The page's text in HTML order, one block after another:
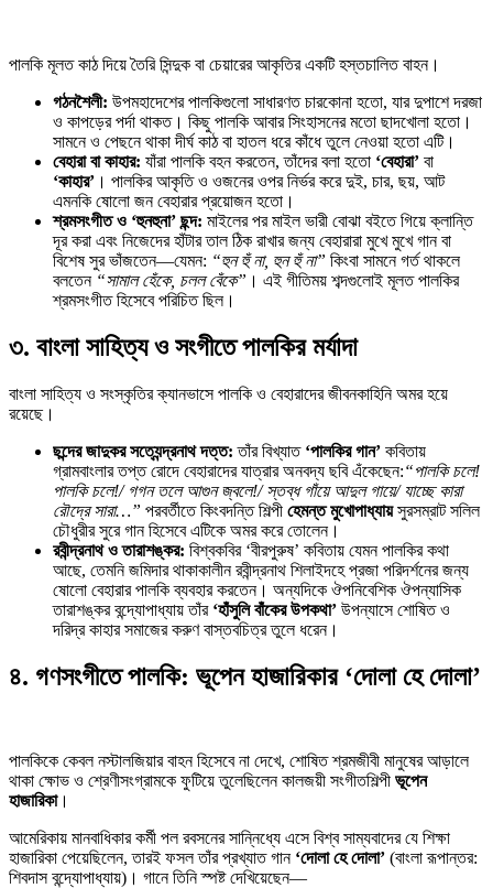
পালকি মূলত কাঠ দিয়ে তৈরি সিন্দুক বা চেয়ারের আকৃতির একটি হস্তচালিত বাহন।
গঠনশৈলী: উপমহাদেশের পালকিগুলো সাধারণত চারকোনা হতো, যার দুপাশে দরজা
ও কাপড়ের পর্দা থাকত। কিছু পালকি আবার সিংহাসনের মতো ছাদখোলা হতো।
সামনে ও পেছনে থাকা দীর্ঘ কাঠ বা হাতল ধরে কাঁধে তুলে নেওয়া হতো এটি।
বেহারা বা কাহার: যাঁরা পালকি বহন করতেন, তাঁদের বলা হতো ‘বেহারা’ বা
‘কাহার’ । পালকির আকৃতি ও ওজনের ওপর নির্ভর করে দুই, চার, ছয়, আট
এমনকি ষোলো জন বেহারার প্রয়োজন হতো।
শ্রমসংগীত ও ‘হুনহুনা’ ছন্দ: মাইলের পর মাইল ভারী বোঝা বইতে গিয়ে ক্লান্তি
দূর করা এবং নিজেদের হাঁটার তাল ঠিক রাখার জন্য বেহারারা মুখে মুখে গান বা
বিশেষ সুর ভাঁজতেন—যেমন: “হুন হুঁ না, হুন হুঁ না” কিংবা সামনে গর্ত থাকলে
বলতেন “সামাল হেঁকে, চলল বেঁকে” । এই গীতিময় শব্দগুলোই মূলত পালকির
শ্রমসংগীত হিসেবে পরিচিত ছিল।
৩. বাংলা সাহিত্য ও সংগীতে পালকির মর্যাদা
বাংলা সাহিত্য ও সংস্কৃতির ক্যানভাসে পালকি ও বেহারাদের জীবনকাহিনি অমর হয়ে
রয়েছে।
ছন্দের জাদুকর সত্যেন্দ্রনাথ দত্ত: তাঁর বিখ্যাত ‘পালকির গান’ কবিতায়
গ্রামবাংলার তপ্ত রোদে বেহারাদের যাত্রার অনবদ্য ছবি এঁকেছেন:“পালকি চলে!
পালকি চলে!/ গগন তলে আগুন জ্বলে!/ স্তব্ধ গাঁয়ে আদুল গায়ে/ যাচ্ছে কারা
রৌদ্রে সারা…” পরবর্তীতে কিংবদন্তি শিল্পী হেমন্ত মুখোপাধ্যায়সুরসম্রাট সলিল
চৌধুরীর সুরে গান হিসেবে এটিকে অমর করে তোলেন।
রবীন্দ্রনাথ ও তারাশঙ্কর: বিশ্বকবির ‘বীরপুরুষ’ কবিতায় যেমন পালকির কথা
আছে, তেমনি জমিদার থাকাকালীন রবীন্দ্রনাথ শিলাইদহে প্রজা পরিদর্শনের জন্য
ষোলো বেহারার পালকি ব্যবহার করতেন। অন্যদিকে ঔপনিবেশিক ঔপন্যাসিক
তারাশঙ্কর বন্দ্যোপাধ্যায় তাঁর ‘হাঁসুলি বাঁকের উপকথা’ উপন্যাসে শোষিত ও
দরিদ্র কাহার সমাজের করুণ বাস্তবচিত্র তুলে ধরেন।
৪. গণসংগীতে পালকি: ভূপেন হাজারিকার ‘দোলা হে দোলা’
পালকিকে কেবল নস্টালজিয়ার বাহন হিসেবে না দেখে, শোষিত শ্রমজীবী মানুষের আড়ালে
থাকা ক্ষোভ ও শ্রেণীসংগ্রামকে ফুটিয়ে তুলেছিলেন কালজয়ী সংগীতশিল্পী ভূপেন
হাজারিকা।
আমেরিকায় মানবাধিকার কর্মী পল রবসনের সান্নিধ্যে এসে বিশ্ব সাম্যবাদের যে শিক্ষা
হাজারিকা পেয়েছিলেন, তারই ফসল তাঁর প্রখ্যাত গান ‘দোলা হে দোলা’ (বাংলা রূপান্তর:
শিবদাস বন্দ্যোপাধ্যায়)। গানে তিনি স্পষ্ট দেখিয়েছেন—